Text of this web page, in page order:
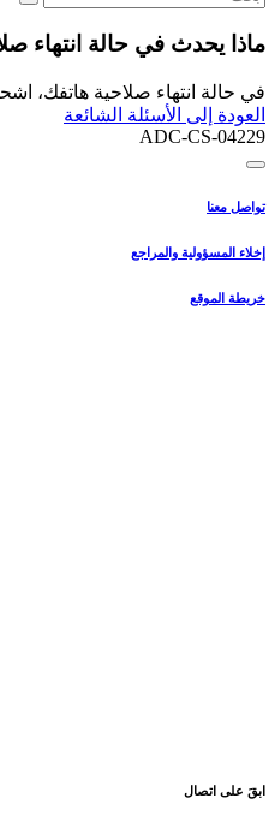
ماذا يحدث في حالة انتهاء
في حالة انتهاء صلاحية هاتفك،
العودة إلى الأسئلة الشائعة
ADC-CS-04229
تواصل معنا
إخلاء المسؤولية والمراجع
خريطة الموقع
ابقَ على اتصال